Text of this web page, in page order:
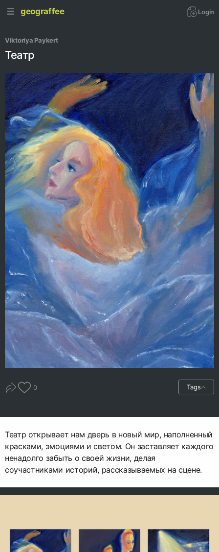
geograffee Login
Viktoriya Paykert
Театр
0 Tags
Театр открывает нам дверь в новый мир, наполненный
красками, эмоциями и светом. Он заставляет каждого
ненадолго забыть о своей жизни, делая
соучастниками историй, рассказываемых на сцене.